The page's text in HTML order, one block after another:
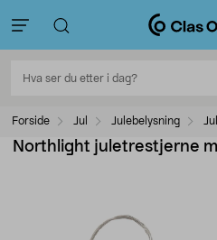
Forside Jul Julebelysning
Northlight juletrestjerne